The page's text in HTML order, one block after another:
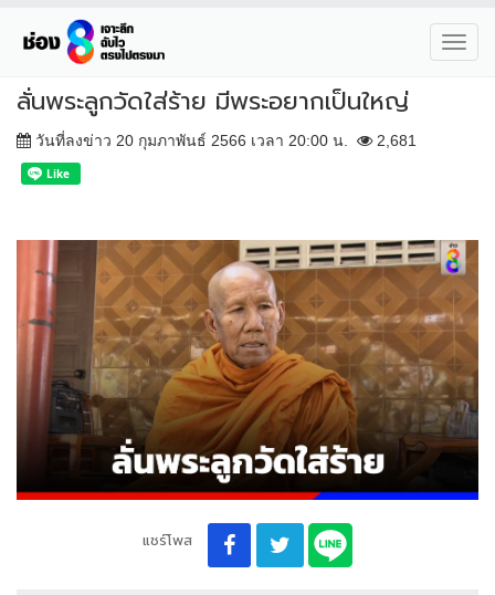
ลั่นพระลูกวัดใส่ร้าย มีพระอยากเป็นใหญ่
วันที่ลงข่าว 20 กุมภาพันธ์ 2566 เวลา 20:00 น. 2,681
แชร์โพส